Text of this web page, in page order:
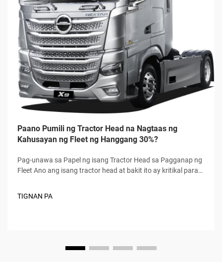
Paano Pumili ng Tractor Head na Nagtaas ng
Kahusayan ng Fleet ng Hanggang 30%?
Pag-unawa sa Papel ng isang Tractor Head sa Pagganap ng
Fleet Ano ang isang tractor head at bakit ito ay kritikal para
TIGNAN PA